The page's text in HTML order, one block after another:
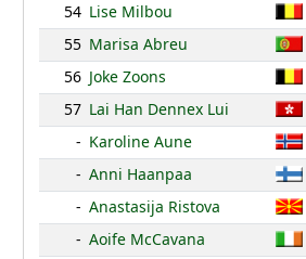
54 Lise Milbou
55 Marisa Abreu
56 Joke Zoons
57 Lai Han Dennex Lui
- Karoline Aune
- Anni Haanpaa
- Anastasija Ristova
- Aoife McCavana